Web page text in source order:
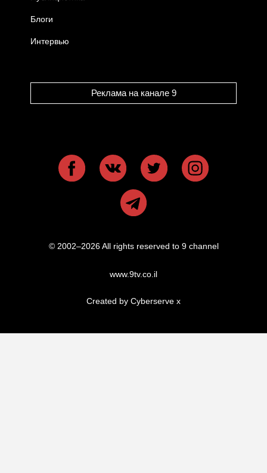
Блоги
Интервью
Реклама на канале 9
© 2002–2026 All rights reserved to 9 channel
www.9tv.co.il
Created by Cyberserve x